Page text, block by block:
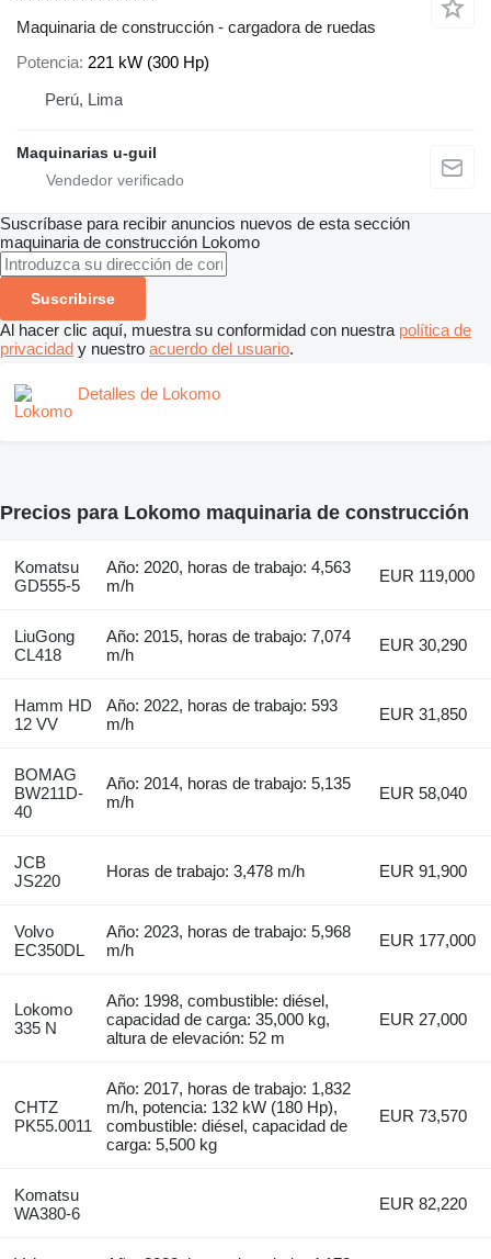
Maquinaria de construcción - cargadora de ruedas
Potencia 221 kW (300 Hp)
Perú, Lima
Maquinarias u-guil
Suscríbase para recibir anuncios nuevos de esta sección
maquinaria de construcción Lokomo
Suscribirse
Al hacer clic aquí, muestra su conformidad con nuestra política de
privacidad y nuestro acuerdo del usuario.
Detalles de Lokomo
Precios para Lokomo maquinaria de construcción
Komatsu
GD555-5
Año: 2020, horas de trabajo: 4,563
m/h
EUR 119,000
LiuGong
CL418
Año: 2015, horas de trabajo: 7,074
m/h
EUR 30,290
Hamm HD
12 VV
Año: 2022, horas de trabajo: 593
m/h
EUR 31,850
BOMAG
BW211D-
40
Año: 2014, horas de trabajo: 5,135
m/h
EUR 58,040
JCB
JS220
Horas de trabajo: 3,478 m/h EUR 91,900
Volvo
EC350DL
Año: 2023, horas de trabajo: 5,968
m/h
EUR 177,000
Lokomo
335 N
Año: 1998, combustible: diésel,
capacidad de carga: 35,000 kg,
altura de elevación: 52 m
EUR 27,000
CHTZ
PK55.0011
Año: 2017, horas de trabajo: 1,832
m/h, potencia: 132 kW (180 Hp),
combustible: diésel, capacidad de
carga: 5,500 kg
EUR 73,570
Komatsu
WA380-6
EUR 82,220